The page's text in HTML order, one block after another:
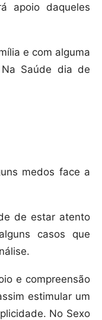
apoio daqueles
e com alguma
Saúde dia de
medos face a
de estar atento
casos que
e compreensão
estimular um
No Sexo